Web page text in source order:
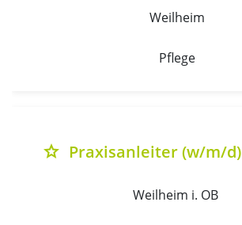
Weilheim
Pflege
grade Praxisanleiter (w/m/d)
Weilheim i. OB